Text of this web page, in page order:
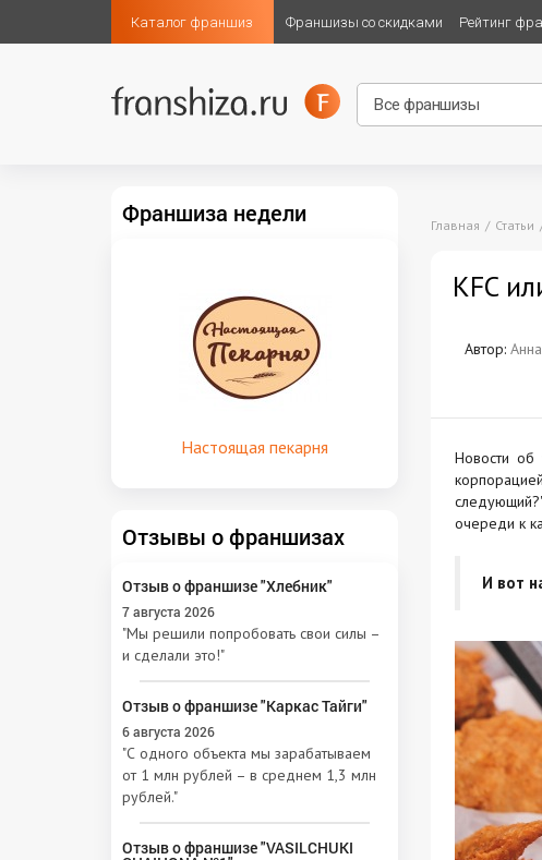
Каталог франшиз Франшизы со скидками Рейтинг
Главная Статьи
KFC
Автор:
Новости об
корпорацией
очереди к
И вот
Франшиза недели
Настоящая пекарня
Отзывы о франшизах
Отзыв о франшизе "Хлебник"
7 августа 2026
"Мы решили попробовать свои силы –
и сделали это!"
Отзыв о франшизе "Каркас Тайги"
6 августа 2026
"С одного объекта мы зарабатываем
от 1 млн рублей – в среднем 1,3 млн
рублей."
Отзыв о франшизе "VASILCHUKI